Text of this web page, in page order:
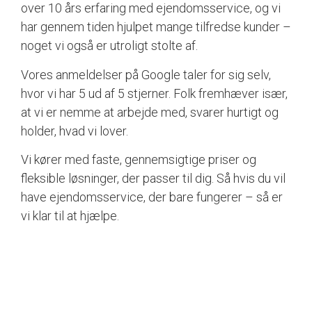
over 10 års erfaring med ejendomsservice, og vi
har gennem tiden hjulpet mange tilfredse kunder –
noget vi også er utroligt stolte af.
Vores anmeldelser på Google taler for sig selv,
hvor vi har 5 ud af 5 stjerner. Folk fremhæver især,
at vi er nemme at arbejde med, svarer hurtigt og
holder, hvad vi lover.
Vi kører med faste, gennemsigtige priser og
fleksible løsninger, der passer til dig. Så hvis du vil
have ejendomsservice, der bare fungerer – så er
vi klar til at hjælpe.